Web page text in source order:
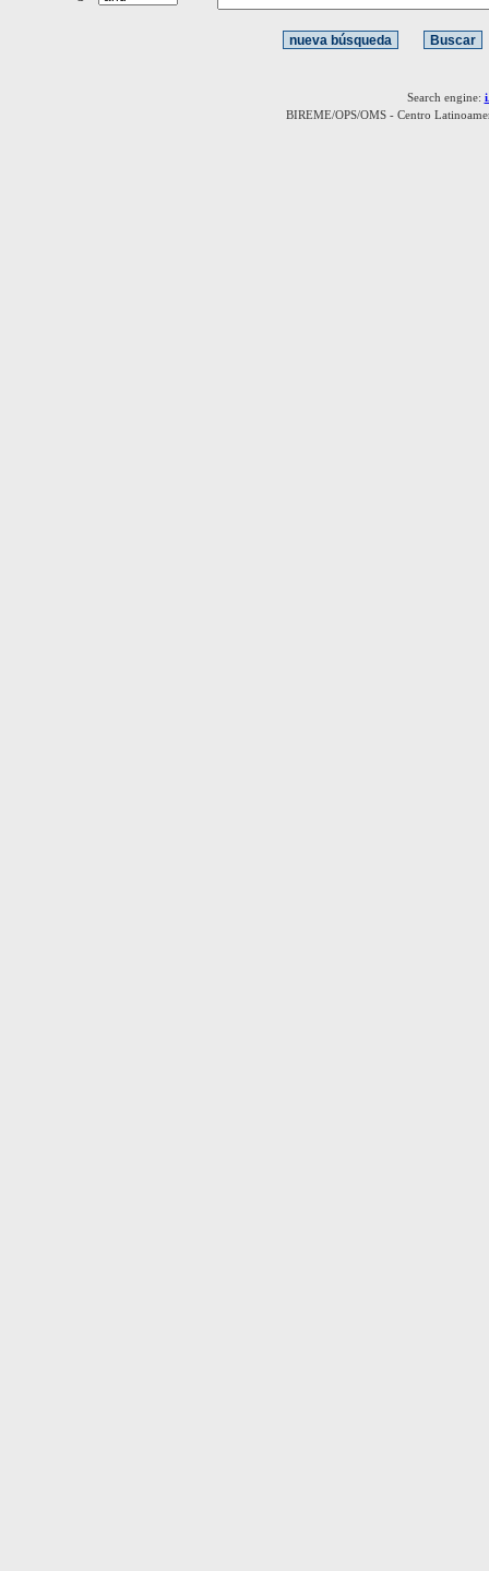
Search engine:
BIREME/OPS/OMS - Centro